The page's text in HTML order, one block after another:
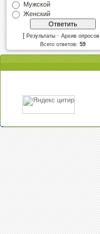
Мужской
Женский
[ Результаты · Архив опросов
Всего ответов: 59